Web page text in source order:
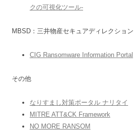
クの可視化ツール-
MBSD：三井物産セキュアディレクション
CIG Ransomware Information Portal
その他
なりすまし対策ポータル ナリタイ
MITRE ATT&CK Framework
NO MORE RANSOM